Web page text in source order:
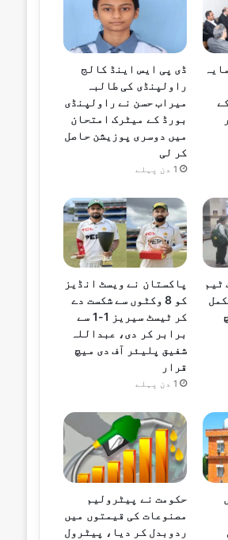
ڈی پی ایس اینڈ کالج
راولپنڈی کی طالبہ
میراب حسن نے راولپنڈی
بورڈ کے میٹرک امتحان
میں دوسری پوزیشن حاصل
کر لی
1 دن پہلے
ٹیم
پاکستان نے ویسٹ انڈیز
کو 8 وکٹوں سے شکست دے
کر ٹیسٹ سیریز 1-1 سے
برابر کر دی، عبداللہ
شفیق پلیئر آف دی میچ
قرار
1 دن پہلے
حکومت نے پیٹرولیم
مصنوعات کی قیمتوں میں
ردوبدل کر دیا، پیٹرول